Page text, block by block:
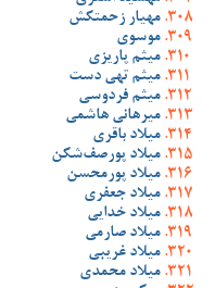
مهیار زحمتکش
موسوی
میثم پاریزی
میثم تهی دست
میثم فردوسی
میرهانی هاشمی
میلاد باقری
میلاد پورصف‌شکن
میلاد پورمحسن
میلاد جعفری
میلاد خدایی
میلاد صارمی
میلاد غریبی
میلاد محمدی